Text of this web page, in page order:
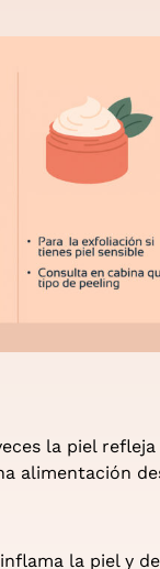
la piel
alimentación
la piel y